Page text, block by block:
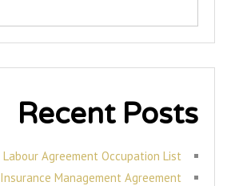
Recent Posts
Labour Agreement Occupation List
Insurance Management Agreement